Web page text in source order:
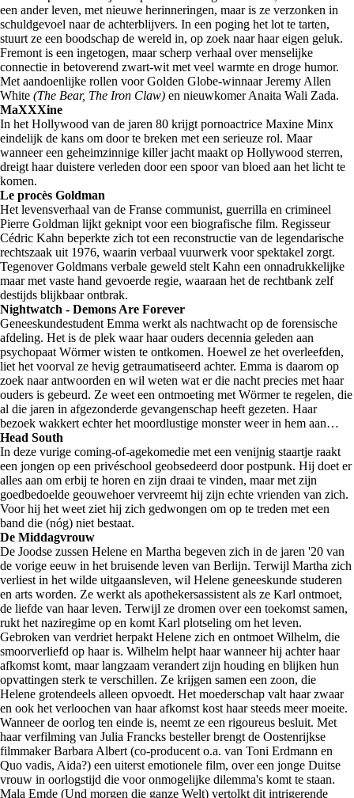
een ander leven, met nieuwe herinneringen, maar is ze verzonken in
schuldgevoel naar de achterblijvers. In een poging het lot te tarten,
stuurt ze een boodschap de wereld in, op zoek naar haar eigen geluk.
Fremont is een ingetogen, maar scherp verhaal over menselijke
connectie in betoverend zwart-wit met veel warmte en droge humor.
Met aandoenlijke rollen voor Golden Globe-winnaar Jeremy Allen
White (The Bear, The Iron Claw) en nieuwkomer Anaita Wali Zada.
MaXXXine
In het Hollywood van de jaren 80 krijgt pornoactrice Maxine Minx
eindelijk de kans om door te breken met een serieuze rol. Maar
wanneer een geheimzinnige killer jacht maakt op Hollywood sterren,
dreigt haar duistere verleden door een spoor van bloed aan het licht te
komen.
Le procès Goldman
Het levensverhaal van de Franse communist, guerrilla en crimineel
Pierre Goldman lijkt geknipt voor een biografische film. Regisseur
Cédric Kahn beperkte zich tot een reconstructie van de legendarische
rechtszaak uit 1976, waarin verbaal vuurwerk voor spektakel zorgt.
Tegenover Goldmans verbale geweld stelt Kahn een onnadrukkelijke
maar met vaste hand gevoerde regie, waaraan het de rechtbank zelf
destijds blijkbaar ontbrak.
Nightwatch - Demons Are Forever
Geneeskundestudent Emma werkt als nachtwacht op de forensische
afdeling. Het is de plek waar haar ouders decennia geleden aan
psychopaat Wörmer wisten te ontkomen. Hoewel ze het overleefden,
liet het voorval ze hevig getraumatiseerd achter. Emma is daarom op
zoek naar antwoorden en wil weten wat er die nacht precies met haar
ouders is gebeurd. Ze weet een ontmoeting met Wörmer te regelen, die
al die jaren in afgezonderde gevangenschap heeft gezeten. Haar
bezoek wakkert echter het moordlustige monster weer in hem aan…
Head South
In deze vurige coming-of-agekomedie met een venijnig staartje raakt
een jongen op een privéschool geobsedeerd door postpunk. Hij doet er
alles aan om erbij te horen en zijn draai te vinden, maar met zijn
goedbedoelde geouwehoer vervreemt hij zijn echte vrienden van zich.
Voor hij het weet ziet hij zich gedwongen om op te treden met een
band die (nóg) niet bestaat.
De Middagvrouw
De Joodse zussen Helene en Martha begeven zich in de jaren '20 van
de vorige eeuw in het bruisende leven van Berlijn. Terwijl Martha zich
verliest in het wilde uitgaansleven, wil Helene geneeskunde studeren
en arts worden. Ze werkt als apothekersassistent als ze Karl ontmoet,
de liefde van haar leven. Terwijl ze dromen over een toekomst samen,
rukt het naziregime op en komt Karl plotseling om het leven.
Gebroken van verdriet herpakt Helene zich en ontmoet Wilhelm, die
smoorverliefd op haar is. Wilhelm helpt haar wanneer hij achter haar
afkomst komt, maar langzaam verandert zijn houding en blijken hun
opvattingen sterk te verschillen. Ze krijgen samen een zoon, die
Helene grotendeels alleen opvoedt. Het moederschap valt haar zwaar
en ook het verloochen van haar afkomst kost haar steeds meer moeite.
Wanneer de oorlog ten einde is, neemt ze een rigoureus besluit. Met
haar verfilming van Julia Francks besteller brengt de Oostenrijkse
filmmaker Barbara Albert (co-producent o.a. van Toni Erdmann en
Quo vadis, Aida?) een uiterst emotionele film, over een jonge Duitse
vrouw in oorlogstijd die voor onmogelijke dilemma's komt te staan.
Mala Emde (Und morgen die ganze Welt) vertolkt dit intrigerende